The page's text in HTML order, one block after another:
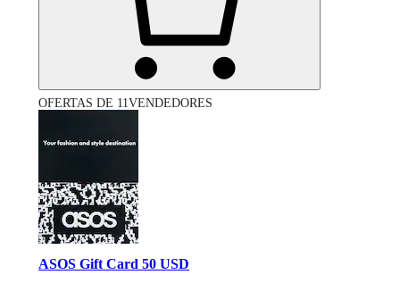
OFERTAS DE 11VENDEDORES
ASOS Gift Card 50 USD